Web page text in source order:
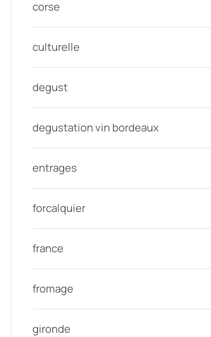
corse
culturelle
degust
degustation vin bordeaux
entrages
forcalquier
france
fromage
gironde